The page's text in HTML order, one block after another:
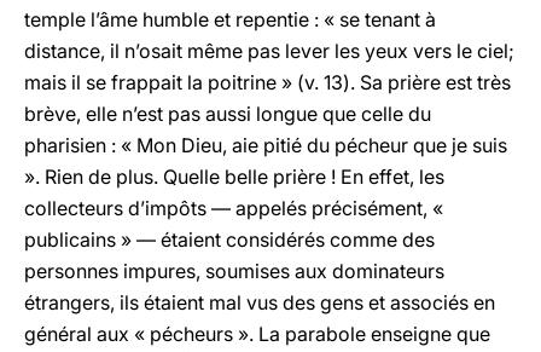
temple l’âme humble et repentie : « se tenant à
distance, il n’osait même pas lever les yeux vers le ciel;
mais il se frappait la poitrine » (v. 13). Sa prière est très
brève, elle n’est pas aussi longue que celle du
pharisien : « Mon Dieu, aie pitié du pécheur que je suis
». Rien de plus. Quelle belle prière ! En effet, les
collecteurs d’impôts — appelés précisément, «
publicains » — étaient considérés comme des
personnes impures, soumises aux dominateurs
étrangers, ils étaient mal vus des gens et associés en
général aux « pécheurs ». La parabole enseigne que